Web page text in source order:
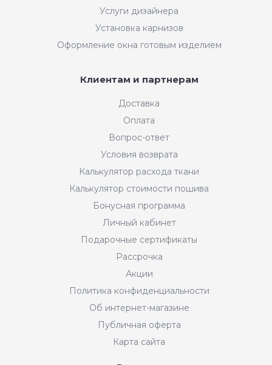
Услуги дизайнера
Установка карнизов
Оформление окна готовым изделием
Клиентам и партнерам
Доставка
Оплата
Вопрос-ответ
Условия возврата
Калькулятор расхода ткани
Калькулятор стоимости пошива
Бонусная программа
Личный кабинет
Подарочные сертификаты
Рассрочка
Акции
Политика конфиденциальности
Об интернет-магазине
Публичная оферта
Карта сайта